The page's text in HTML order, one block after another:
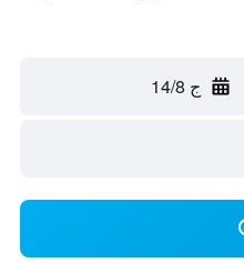
ج 14/8